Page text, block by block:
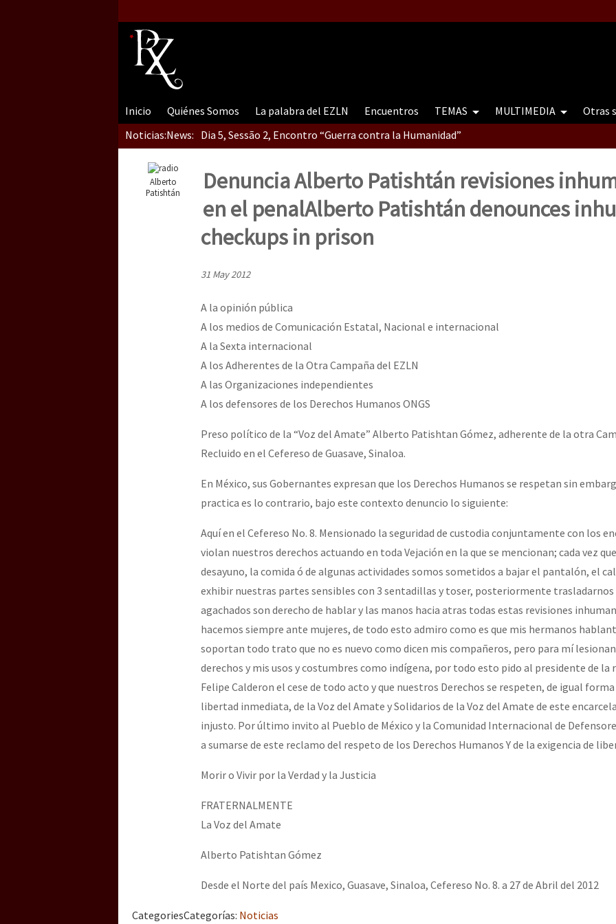
Inicio Quiénes Somos La palabra del EZLN Encuentros TEMAS MULTIMEDIA Otras
Noticias:News: Dia 5, Sessão 2, Encontro “Guerra contra la Humanidad”
Dia 5, sessão 1, do Encontro “Guerra contra a Humanidade”(As populações e a natureza
Dia 4 – Encontro “Guerra contra a Humanidade” (As populações e a natureza sob cerco)
Dia 3 do Encontro “Guerra contra a Humanidade”
Dia 2 do Encontro “Guerra contra a Humanidad”
Dia 1: Encontro “Guerra contra a Humanidade”
[CDMX – 20 julio] Jornadas globales por la libertad de Jesús Plácido Galindo y el alto a la
“Sonhando a Terra do Bem Virá” se publica no Estado Espanhol
Se o México sabe, que o mundo saiba! Nossas lutas pela memória, a justiça e a dignidade
[25 abr – CDMX] Tokín por el CNI: 30 años de Resistencia y Rebeldía
Alberto
Patishtán
Denuncia Alberto Patishtán revisiones
en el penalAlberto Patishtán denounces
checkups in prison
31 May 2012
A la opinión pública
A los medios de Comunicación Estatal, Nacional e internacional
A la Sexta internacional
A los Adherentes de la Otra Campaña del EZLN
A las Organizaciones independientes
A los defensores de los Derechos Humanos ONGS
Preso político de la “Voz del Amate” Alberto Patishtan Gómez, adherente de la otra
Recluido en el Cefereso de Guasave, Sinaloa.
En México, sus Gobernantes expresan que los Derechos Humanos se respetan sin
practica es lo contrario, bajo este contexto denuncio lo siguiente:
Aquí en el Cefereso No. 8. Mensionado la seguridad de custodia conjuntamente con los
violan nuestros derechos actuando en toda Vejación en la que se mencionan; cada vez
desayuno, la comida ó de algunas actividades somos sometidos a bajar el pantalón, el
exhibir nuestras partes sensibles con 3 sentadillas y toser, posteriormente
agachados son derecho de hablar y las manos hacia atras todas estas revisiones
hacemos siempre ante mujeres, de todo esto admiro como es que mis hermanos
soportan todo trato que no es nuevo como dicen mis compañeros, pero para mí
derechos y mis usos y costumbres como indígena, por todo esto pido al presidente de la
Felipe Calderon el cese de todo acto y que nuestros Derechos se respeten, de igual
libertad inmediata, de la Voz del Amate y Solidarios de la Voz del Amate de este
injusto. Por último invito al Pueblo de México y la Comunidad Internacional de
a sumarse de este reclamo del respeto de los Derechos Humanos Y de la exigencia de
Morir o Vivir por la Verdad y la Justicia
FRATERNALMENTE
La Voz del Amate
Alberto Patishtan Gómez
Desde el Norte del país Mexico, Guasave, Sinaloa, Cefereso No. 8. a 27 de Abril del 2012
CategoriesCategorías: Noticias